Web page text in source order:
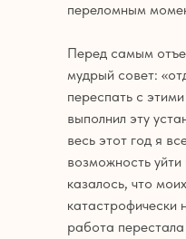
переломным
Перед самым
мудрый совет:
переспать с
выполнил эту
весь этот год я
возможность
казалось, что
катастрофически
работа